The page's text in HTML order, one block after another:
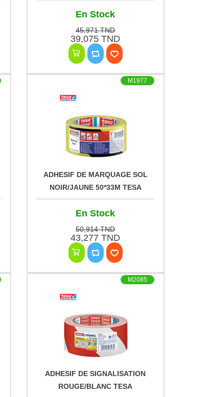
En Stock
45,971 TND
39,075 TND
M1977
ADHESIF DE MARQUAGE SOL
NOIR/JAUNE 50*33M TESA
En Stock
50,914 TND
43,277 TND
M2085
ADHESIF DE SIGNALISATION
ROUGE/BLANC TESA